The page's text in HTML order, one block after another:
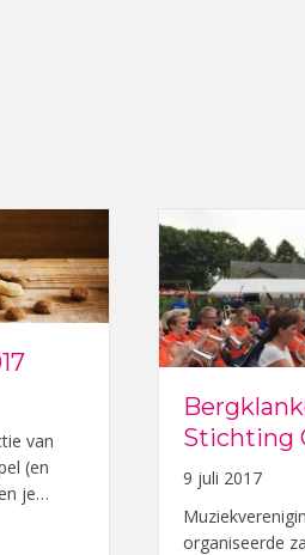
van
(en
je…
2017
Stichting
9 juli 2017
organiseerde